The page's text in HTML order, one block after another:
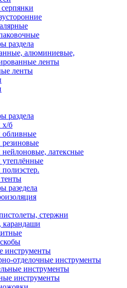
раздела
алюминиевые,
ленты
ленты
раздела
х/б
обливные
резиновые
нейлоновые, латексные
утеплённые
разедела
стержни
инструменты
отделочные инструменты
инструменты
инструменты